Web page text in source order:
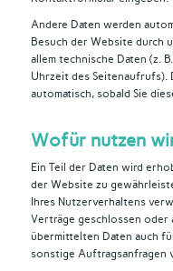
Andere Daten werden
Besuch der Website durch
allem technische Daten (z.
Uhrzeit des Seitenaufrufs).
automatisch, sobald Sie
Wofür nutzen
Ein Teil der Daten wird
der Website zu
Ihres Nutzerverhaltens
Verträge geschlossen oder
übermittelten Daten auch
sonstige Auftragsanfragen